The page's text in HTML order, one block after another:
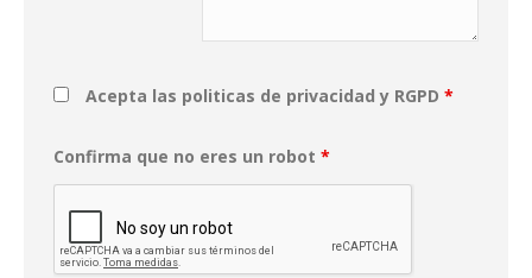
Acepta las politicas de privacidad y RGPD *
Confirma que no eres un robot *